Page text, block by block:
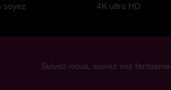
soyez 4K ultra HD
Suivez-nous, suivez vos